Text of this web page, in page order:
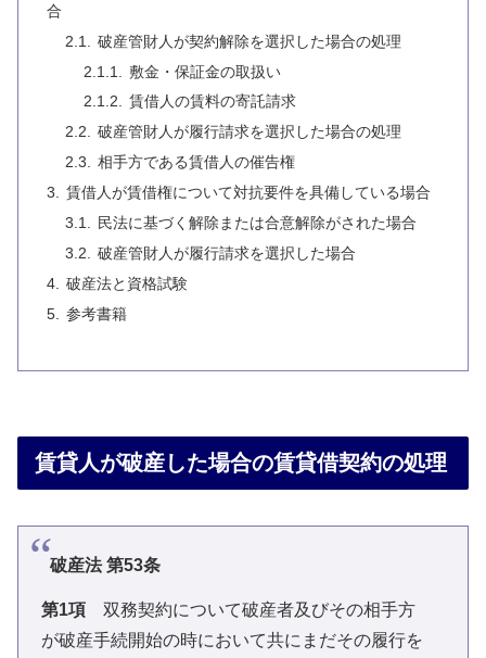
合
破産管財人が契約解除を選択した場合の処理
敷金・保証金の取扱い
賃借人の賃料の寄託請求
破産管財人が履行請求を選択した場合の処理
相手方である賃借人の催告権
賃借人が賃借権について対抗要件を具備している場合
民法に基づく解除または合意解除がされた場合
破産管財人が履行請求を選択した場合
破産法と資格試験
参考書籍
賃貸人が破産した場合の賃貸借契約の処理
破産法 第53条
第1項 双務契約について破産者及びその相手方
が破産手続開始の時において共にまだその履行を